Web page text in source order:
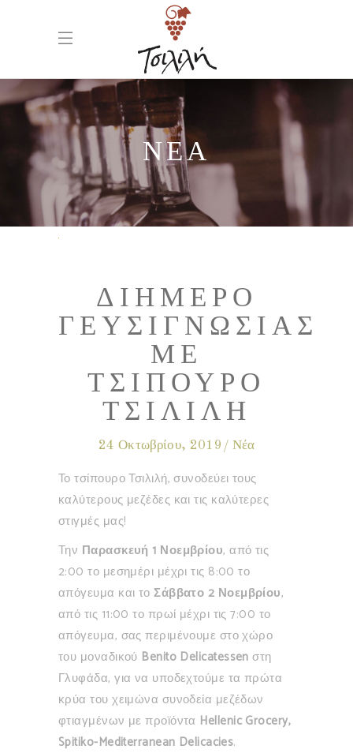
ΝΕΑ
ΔΙΉΜΕΡΟ
ΓΕΥΣΙΓΝΩΣΊΑΣ
ΜΕ
ΤΣΊΠΟΥΡΟ
ΤΣΙΛΙΛΉ
24 Οκτωβρίου, 2019 Νέα
Το τσίπουρο Τσιλιλή, συνοδεύει τους
καλύτερους μεζέδες και τις καλύτερες
στιγμές μας!
Την Παρασκευή 1 Νοεμβρίου, από τις
2:00 το μεσημέρι μέχρι τις 8:00 το
απόγευμα και τοΣάββατο 2 Νοεμβρίου,
από τις 11:00 το πρωί μέχρι τις 7:00 το
απόγευμα, σας περιμένουμε στο χώρο
του μοναδικού Benito Delicatessen στη
Γλυφάδα, για να υποδεχτούμε τα πρώτα
κρύα του χειμώνα συνοδεία μεζέδων
φτιαγμένων με προϊόντα Hellenic Grocery,
Spitiko-Mediterranean Delicacies.